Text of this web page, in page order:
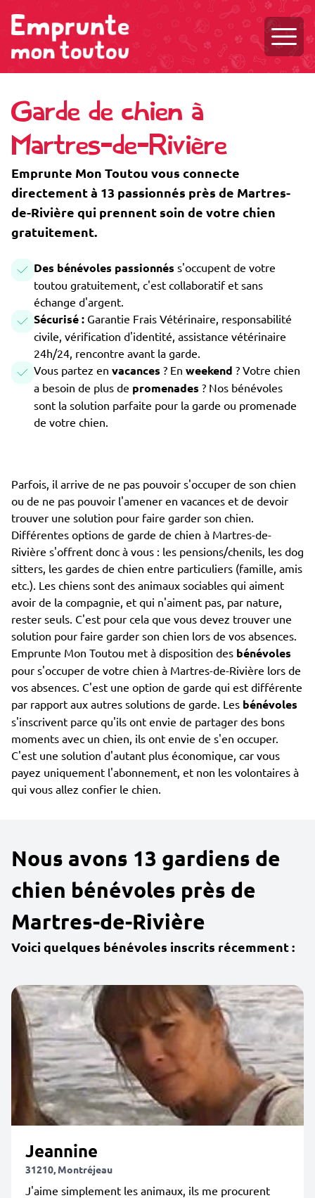
Garde de chien à
Martres-de-Rivière
Emprunte Mon Toutou vous connecte
directement à 13 passionnés près de Martres-
de-Rivière qui prennent soin de votre chien
gratuitement.
Des bénévoles passionnés s'occupent de votre
toutou gratuitement, c'est collaboratif et sans
échange d'argent.
Sécurisé : Garantie Frais Vétérinaire, responsabilité
civile, vérification d'identité, assistance vétérinaire
24h/24, rencontre avant la garde.
Vous partez en vacances ? En weekend ? Votre chien
a besoin de plus de promenades ? Nos bénévoles
sont la solution parfaite pour la garde ou promenade
de votre chien.
Parfois, il arrive de ne pas pouvoir s'occuper de son chien
ou de ne pas pouvoir l'amener en vacances et de devoir
trouver une solution pour faire garder son chien.
Différentes options de garde de chien à Martres-de-
Rivière s'offrent donc à vous : les pensions/chenils, les dog
sitters, les gardes de chien entre particuliers (famille, amis
etc.). Les chiens sont des animaux sociables qui aiment
avoir de la compagnie, et qui n'aiment pas, par nature,
rester seuls. C'est pour cela que vous devez trouver une
solution pour faire garder son chien lors de vos absences.
Emprunte Mon Toutou met à disposition des bénévoles
pour s'occuper de votre chien à Martres-de-Rivière lors de
vos absences. C'est une option de garde qui est différente
par rapport aux autres solutions de garde. Les bénévoles
s'inscrivent parce qu'ils ont envie de partager des bons
moments avec un chien, ils ont envie de s'en occuper.
C'est une solution d'autant plus économique, car vous
payez uniquement l'abonnement, et non les volontaires à
qui vous allez confier le chien.
Nous avons 13 gardiens de
chien bénévoles près de
Martres-de-Rivière
Voici quelques bénévoles inscrits récemment :
Jeannine
31210, Montréjeau
J'aime simplement les animaux, ils me procurent